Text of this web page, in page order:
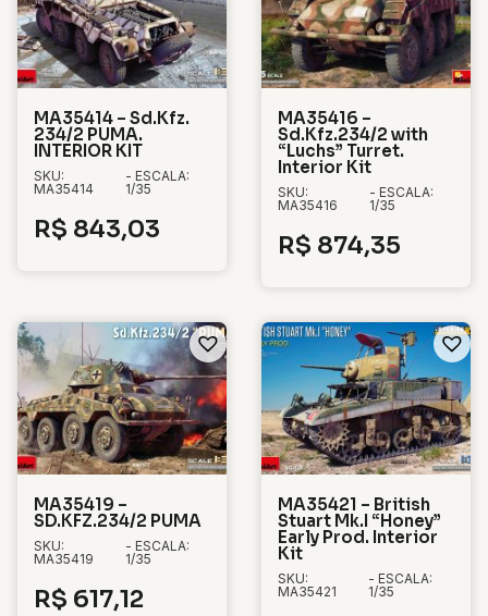
MA35414 – Sd.Kfz.
234/2 PUMA.
INTERIOR KIT
SKU:
MA35414
- ESCALA:
1/35
R$ 843,03
MA35416 –
Sd.Kfz.234/2 with
“Luchs” Turret.
Interior Kit
SKU:
MA35416
- ESCALA:
1/35
R$ 874,35
MA35419 –
SD.KFZ.234/2 PUMA
SKU:
MA35419
- ESCALA:
1/35
R$ 617,12
MA35421 – British
Stuart Mk.I “Honey”
Early Prod. Interior
Kit
SKU:
MA35421
- ESCALA:
1/35